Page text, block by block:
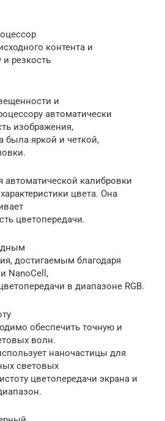
контента и
и резкость
и
автоматически
изображения,
была яркой и четкой,
автоматической калибровки
цвета. Она
цветопередачи.
достигаемым благодаря
NanoCell,
в диапазоне RGB.
обеспечить точную и
волн.
наночастицы для
световых
цветопередачи экрана и